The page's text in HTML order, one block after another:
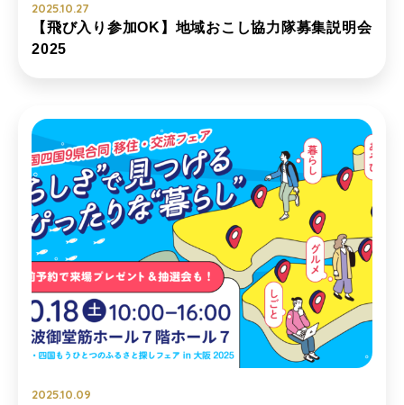
2025.10.27
【飛び入り参加OK】地域おこし協力隊募集説明会
2025
2025.10.09